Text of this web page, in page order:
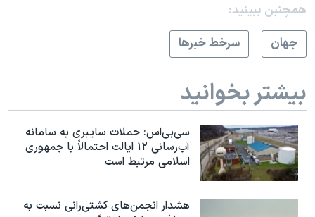
همچنبن ببینید:
جهان
سرخط خبرها
بیشتر بخوانید
سی‌بی‌اس: حملات سایبری به سامانه
آب‌رسانی ۱۲ ایالت احتمالاً با جمهوری
اسلامی مرتبط است
هشدار انجمن‌های کشتی‌رانی نسبت به